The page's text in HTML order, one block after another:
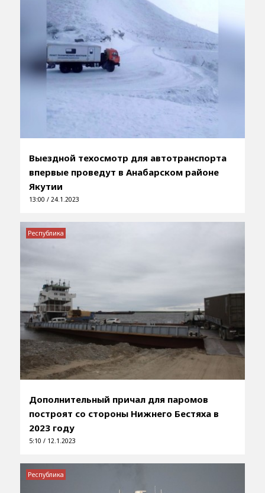
Выездной техосмотр для автотранспорта
впервые проведут в Анабарском районе
Якутии
13:00 / 24.1.2023
Дополнительный причал для паромов
построят со стороны Нижнего Бестяха в
2023 году
5:10 / 12.1.2023
Республика
Республика